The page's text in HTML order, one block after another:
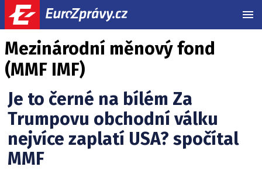
Mezinárodní měnový fond
(MMF IMF)
Je to černé na bílém Za
Trumpovu obchodní válku
nejvíce zaplatí USA? spočítal
MMF